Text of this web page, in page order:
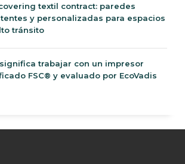
textil contract: paredes
y personalizadas para espacios
tránsito
trabajar con un impresor
FSC® y evaluado por EcoVadis